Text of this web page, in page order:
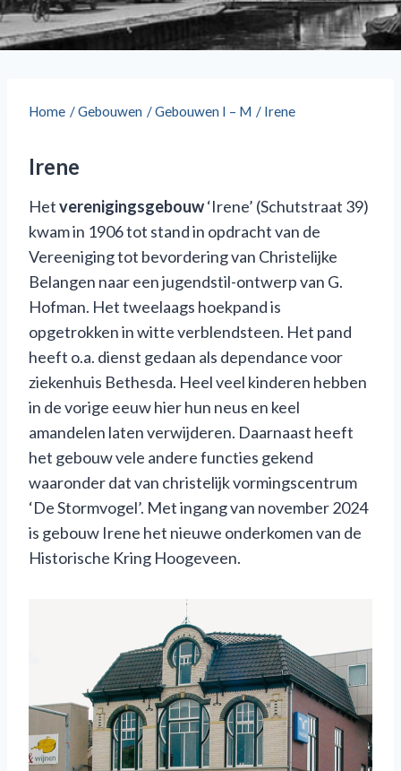
Home /Gebouwen /Gebouwen I – M / Irene
Irene
Hetverenigingsgebouw‘Irene’ (Schutstraat 39)
kwam in 1906 tot stand in opdracht van de
Vereeniging tot bevordering van Christelijke
Belangen naar een jugendstil-ontwerp van G.
Hofman. Het tweelaags hoekpand is
opgetrokken in witte verblendsteen. Het pand
heeft o.a. dienst gedaan als dependance voor
ziekenhuis Bethesda. Heel veel kinderen hebben
in de vorige eeuw hier hun neus en keel
amandelen laten verwijderen. Daarnaast heeft
het gebouw vele andere functies gekend
waaronder dat van christelijk vormingscentrum
‘De Stormvogel’. Met ingang van november 2024
is gebouw Irene het nieuwe onderkomen van de
Historische Kring Hoogeveen.